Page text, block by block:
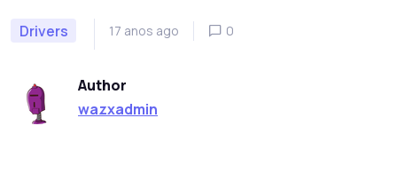
Drivers 17 anos ago 0
Author
wazxadmin